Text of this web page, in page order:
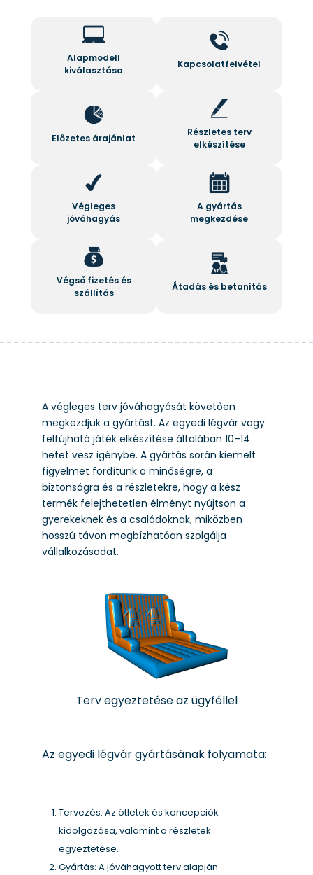
követelményekkel
kapcsolatban,
csapatunk
készséggel segít.
Alapmodell
kiválasztása
Kapcsolatfelvétel
Előzetes árajánlat
Részletes terv
elkészítése
Végleges
jóváhagyás
A gyártás
megkezdése
Végső fizetés és
szállítás
Átadás és betanítás
A végleges terv jóváhagyását követően
megkezdjük a gyártást. Az egyedi légvár vagy
felfújható játék elkészítése általában 10–14
hetet vesz igénybe. A gyártás során kiemelt
figyelmet fordítunk a minőségre, a
biztonságra és a részletekre, hogy a kész
termék felejthetetlen élményt nyújtson a
gyerekeknek és a családoknak, miközben
hosszú távon megbízhatóan szolgálja
vállalkozásodat.
Terv egyeztetése az ügyféllel
Az egyedi légvár gyártásának folyamata:
Tervezés: Az ötletek és koncepciók
kidolgozása, valamint a részletek
egyeztetése.
Gyártás: A jóváhagyott terv alapján